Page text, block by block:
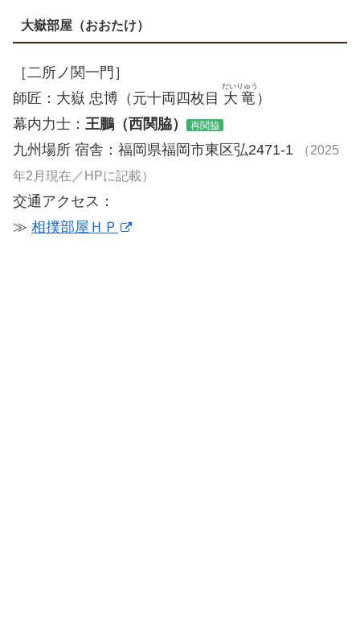
大嶽部屋（おおたけ）
［二所ノ関一門］
師匠：大嶽 忠博（元十両四枚目 大竜
だいりゅう
）
幕内力士： 王鵬（西関脇） 再関脇
九州場所 宿舎：福岡県福岡市東区弘2471-1
（2025
年2月現在／HPに記載）
交通アクセス：
≫ 相撲部屋ＨＰ